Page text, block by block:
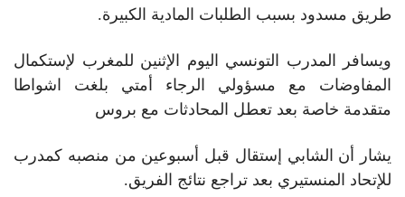
طريق مسدود بسبب الطلبات المادية الكبيرة.
ويسافر المدرب التونسي اليوم الإثنين للمغرب لإستكمال
المفاوضات مع مسؤولي الرجاء أمتي بلغت اشواطا
متقدمة خاصة بعد تعطل المحادثات مع بروس
يشار أن الشابي إستقال قبل أسبوعين من منصبه كمدرب
للإتحاد المنستيري بعد تراجع نتائج الفريق.